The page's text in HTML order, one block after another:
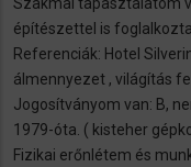
építészettel is
Referenciák: Hotel
álmennyezet , világítás
Jogosítványom van: B,
1979-óta. ( kisteher
Fizikai erőnlétem és